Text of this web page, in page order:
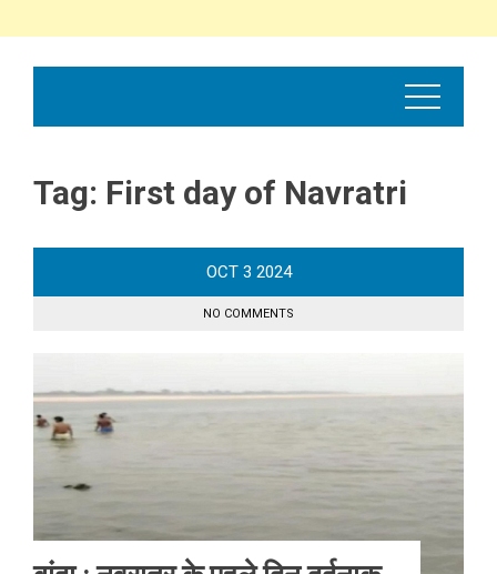
Tag: First day of Navratri
OCT 3 2024
NO COMMENTS